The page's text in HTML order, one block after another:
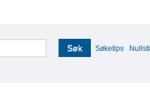
Søk Søketips Nullstill